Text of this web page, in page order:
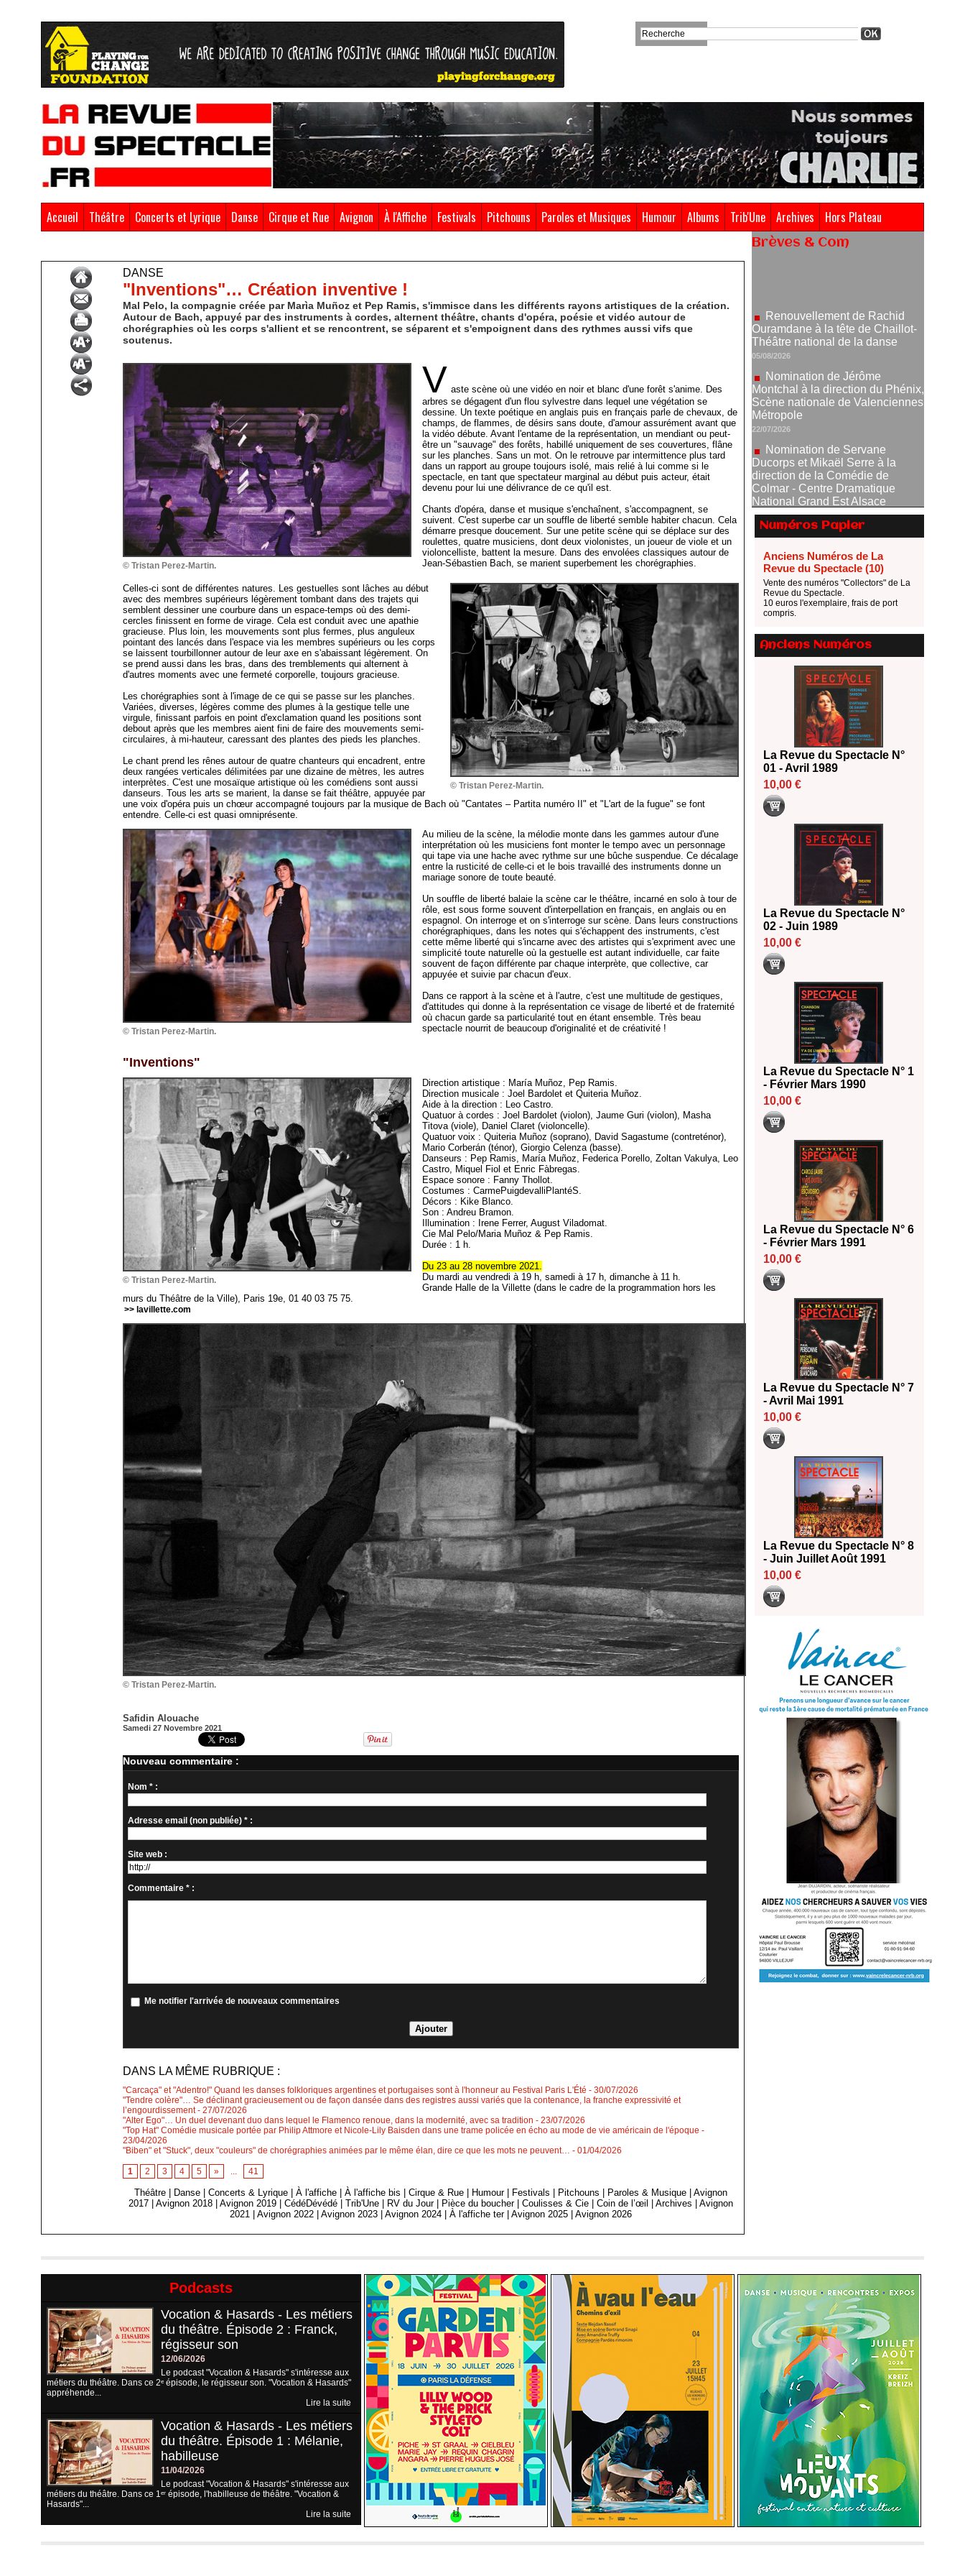
Accueil Théâtre Concerts et Lyrique Danse Cirque et Rue Avignon À l'Affiche Festivals Pitchouns Paroles et Musiques Humour Albums Trib'Une Archives Hors Plateau
DANSE
"Inventions"… Création inventive !
Mal Pelo, la compagnie créée par Marìa Muñoz et Pep Ramis, s'immisce dans les différents rayons artistiques de la création.
Autour de Bach, appuyé par des instruments à cordes, alternent théâtre, chants d'opéra, poésie et vidéo autour de
chorégraphies où les corps s'allient et se rencontrent, se séparent et s'empoignent dans des rythmes aussi vifs que
soutenus.
© Tristan Perez-Martin.
V aste scène où une vidéo en noir et blanc d'une forêt s'anime. Des
arbres se dégagent d'un flou sylvestre dans lequel une végétation se
dessine. Un texte poétique en anglais puis en français parle de chevaux, de
champs, de flammes, de désirs sans doute, d'amour assurément avant que
la vidéo débute. Avant l'entame de la représentation, un mendiant ou peut-
être un "sauvage" des forêts, habillé uniquement de ses couvertures, flâne
sur les planches. Sans un mot. On le retrouve par intermittence plus tard
dans un rapport au groupe toujours isolé, mais relié à lui comme si le
spectacle, en tant que spectateur marginal au début puis acteur, était
devenu pour lui une délivrance de ce qu'il est.
Chants d'opéra, danse et musique s'enchaînent, s'accompagnent, se
suivent. C'est superbe car un souffle de liberté semble habiter chacun. Cela
démarre presque doucement. Sur une petite scène qui se déplace sur des
roulettes, quatre musiciens, dont deux violonistes, un joueur de viole et un
violoncelliste, battent la mesure. Dans des envolées classiques autour de
Jean-Sébastien Bach, se marient superbement les chorégraphies.
© Tristan Perez-Martin.
Celles-ci sont de différentes natures. Les gestuelles sont lâches au début
avec des membres supérieurs légèrement tombant dans des trajets qui
semblent dessiner une courbure dans un espace-temps où des demi-
cercles finissent en forme de virage. Cela est conduit avec une apathie
gracieuse. Plus loin, les mouvements sont plus fermes, plus anguleux
pointant des lancés dans l'espace via les membres supérieurs ou les corps
se laissent tourbillonner autour de leur axe en s'abaissant légèrement. On
se prend aussi dans les bras, dans des tremblements qui alternent à
d'autres moments avec une fermeté corporelle, toujours gracieuse.
Les chorégraphies sont à l'image de ce qui se passe sur les planches.
Variées, diverses, légères comme des plumes à la gestique telle une
virgule, finissant parfois en point d'exclamation quand les positions sont
debout après que les membres aient fini de faire des mouvements semi-
circulaires, à mi-hauteur, caressant des plantes des pieds les planches.
Le chant prend les rênes autour de quatre chanteurs qui encadrent, entre
deux rangées verticales délimitées par une dizaine de mètres, les autres
interprètes. C'est une mosaïque artistique où les comédiens sont aussi
danseurs. Tous les arts se marient, la danse se fait théâtre, appuyée par
une voix d'opéra puis un chœur accompagné toujours par la musique de Bach où "Cantates – Partita numéro II" et "L'art de la fugue" se font
entendre. Celle-ci est quasi omniprésente.
© Tristan Perez-Martin.
Au milieu de la scène, la mélodie monte dans les gammes autour d'une
interprétation où les musiciens font monter le tempo avec un personnage
qui tape via une hache avec rythme sur une bûche suspendue. Ce décalage
entre la rusticité de celle-ci et le bois travaillé des instruments donne un
mariage sonore de toute beauté.
Un souffle de liberté balaie la scène car le théâtre, incarné en solo à tour de
rôle, est sous forme souvent d'interpellation en français, en anglais ou en
espagnol. On interroge et on s'interroge sur scène. Dans leurs constructions
chorégraphiques, dans les notes qui s'échappent des instruments, c'est
cette même liberté qui s'incarne avec des artistes qui s'expriment avec une
simplicité toute naturelle où la gestuelle est autant individuelle, car faite
souvent de façon différente par chaque interprète, que collective, car
appuyée et suivie par chacun d'eux.
Dans ce rapport à la scène et à l'autre, c'est une multitude de gestiques,
d'attitudes qui donne à la représentation ce visage de liberté et de fraternité
où chacun garde sa particularité tout en étant ensemble. Très beau
spectacle nourrit de beaucoup d'originalité et de créativité !
"Inventions"
© Tristan Perez-Martin.
Direction artistique : María Muñoz, Pep Ramis.
Direction musicale : Joel Bardolet et Quiteria Muñoz.
Aide à la direction : Leo Castro.
Quatuor à cordes : Joel Bardolet (violon), Jaume Guri (violon), Masha
Titova (viole), Daniel Claret (violoncelle).
Quatuor voix : Quiteria Muñoz (soprano), David Sagastume (contreténor),
Mario Corberán (ténor), Giorgio Celenza (basse).
Danseurs : Pep Ramis, María Muñoz, Federica Porello, Zoltan Vakulya, Leo
Castro, Miquel Fiol et Enric Fàbregas.
Espace sonore : Fanny Thollot.
Costumes : CarmePuigdevalliPlantéS.
Décors : Kike Blanco.
Son : Andreu Bramon.
Illumination : Irene Ferrer, August Viladomat.
Cie Mal Pelo/Maria Muñoz & Pep Ramis.
Durée : 1 h.
Du 23 au 28 novembre 2021.
Du mardi au vendredi à 19 h, samedi à 17 h, dimanche à 11 h.
Grande Halle de la Villette (dans le cadre de la programmation hors les
murs du Théâtre de la Ville), Paris 19e, 01 40 03 75 75.
>> lavillette.com
© Tristan Perez-Martin.
Safidin Alouache
Samedi 27 Novembre 2021
Nouveau commentaire :
Nom * :
Adresse email (non publiée) * :
Site web :
Commentaire * :
Me notifier l'arrivée de nouveaux commentaires
DANS LA MÊME RUBRIQUE :
"Carcaça" et "Adentro!" Quand les danses folkloriques argentines et portugaises sont à l'honneur au Festival Paris L'Été - 30/07/2026
"Tendre colère"… Se déclinant gracieusement ou de façon dansée dans des registres aussi variés que la contenance, la franche expressivité et
l’engourdissement - 27/07/2026
"Alter Ego"… Un duel devenant duo dans lequel le Flamenco renoue, dans la modernité, avec sa tradition - 23/07/2026
"Top Hat" Comédie musicale portée par Philip Attmore et Nicole-Lily Baisden dans une trame policée en écho au mode de vie américain de l'époque -
23/04/2026
"Biben" et "Stuck", deux "couleurs" de chorégraphies animées par le même élan, dire ce que les mots ne peuvent… - 01/04/2026
1 2 3 4 5 » ... 41
Théâtre Danse |Concerts & Lyrique |À l'affiche |À l'affiche bis |Cirque & Rue Humour Festivals Pitchouns Paroles & Musique |Avignon
2017
|Avignon 2018 |Avignon 2019 |CédéDévédé |Trib'Une RV du Jour Pièce du boucher |Coulisses & Cie |Coin de l’œil |Archives |Avignon
2021
|Avignon 2022 |Avignon 2023 |Avignon 2024 |À l'affiche ter |Avignon 2025 |Avignon 2026
Brèves & Com
Nomination de Jérôme
Montchal à la direction du Phénix,
Scène nationale de Valenciennes
22/07/2026
Nomination de Servane
Ducorps et Mikaël Serre à la
direction de la Comédie de
National Grand Est Alsace
07/07/2026
Thomas Jolly et Laëtitia
Guédon nommés à la direction du
TNP
02/07/2026
Fonds SACD Théâtre : les
lauréats 2026
Dispositif ARTCENA Écrire
pour le cirque, les lauréats 2026 !
Le palmarès des prix SACD
2026
Les 10 lauréats du Fonds
Grandes Formes Théâtre 2026
Nomination de Nathalie
Garraud et Olivier Saccomano à
la direction du Théâtre de
Gennevilliers - CDN
13/06/2026
Dispositif SACD Auteurs
d'espaces : les lauréats 2026
Numéros Papier
Anciens Numéros de La
Revue du Spectacle (10)
Vente des numéros "Collectors" de La
Revue du Spectacle.
10 euros l'exemplaire, frais de port
compris.
Anciens Numéros
La Revue du Spectacle N°
01 - Avril 1989
10,00 €
La Revue du Spectacle N°
02 - Juin 1989
10,00 €
La Revue du Spectacle N° 1
- Février Mars 1990
10,00 €
La Revue du Spectacle N° 6
- Février Mars 1991
10,00 €
La Revue du Spectacle N° 7
- Avril Mai 1991
10,00 €
La Revue du Spectacle N° 8
- Juin Juillet Août 1991
10,00 €
Podcasts
Vocation & Hasards - Les métiers
du théâtre. Épisode 2 : Franck,
régisseur son
12/06/2026
Le podcast "Vocation & Hasards" s'intéresse aux
métiers du théâtre. Dans ce 2ᵉ épisode, le régisseur son. "Vocation & Hasards"
appréhende...
Lire la suite
Vocation & Hasards - Les métiers
du théâtre. Épisode 1 : Mélanie,
habilleuse
11/04/2026
Le podcast "Vocation & Hasards" s'intéresse aux
métiers du théâtre. Dans ce 1ᵉʳ épisode, l'habilleuse de théâtre. "Vocation &
Hasards"...
Lire la suite